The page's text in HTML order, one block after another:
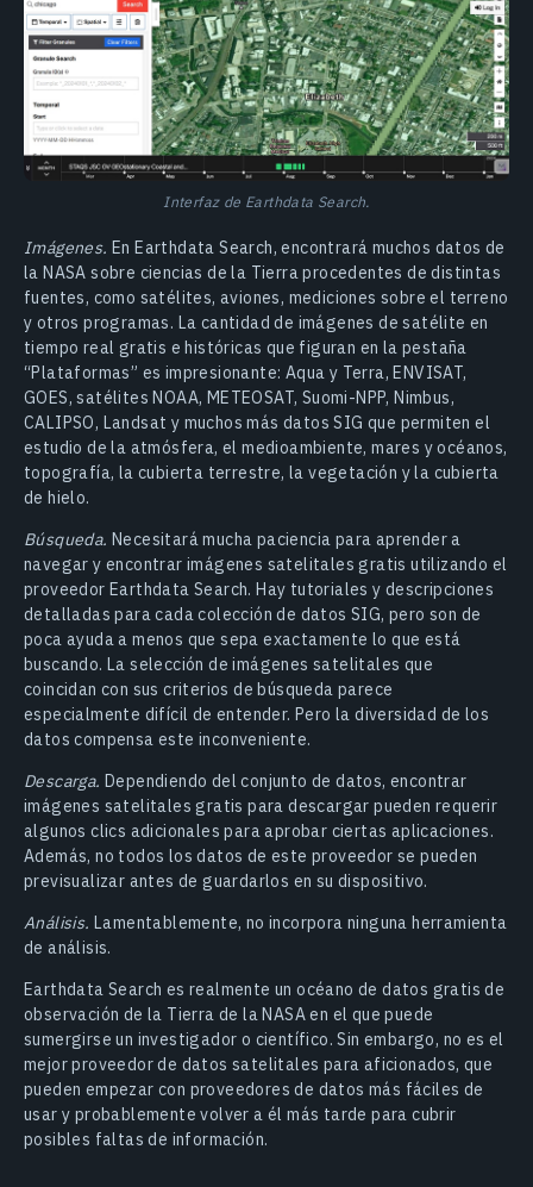
Interfaz de Earthdata Search.
Imágenes. En Earthdata Search, encontrará muchos datos de
la NASA sobre ciencias de la Tierra procedentes de distintas
fuentes, como satélites, aviones, mediciones sobre el terreno
y otros programas. La cantidad de imágenes de satélite en
tiempo real gratis e históricas que figuran en la pestaña
“Plataformas” es impresionante: Aqua y Terra, ENVISAT,
GOES, satélites NOAA, METEOSAT, Suomi-NPP, Nimbus,
CALIPSO, Landsat y muchos más datos SIG que permiten el
estudio de la atmósfera, el medioambiente, mares y océanos,
topografía, la cubierta terrestre, la vegetación y la cubierta
de hielo.
Búsqueda. Necesitará mucha paciencia para aprender a
navegar y encontrar imágenes satelitales gratis utilizando el
proveedor Earthdata Search. Hay tutoriales y descripciones
detalladas para cada colección de datos SIG, pero son de
poca ayuda a menos que sepa exactamente lo que está
buscando. La selección de imágenes satelitales que
coincidan con sus criterios de búsqueda parece
especialmente difícil de entender. Pero la diversidad de los
datos compensa este inconveniente.
Descarga. Dependiendo del conjunto de datos, encontrar
imágenes satelitales gratis para descargar pueden requerir
algunos clics adicionales para aprobar ciertas aplicaciones.
Además, no todos los datos de este proveedor se pueden
previsualizar antes de guardarlos en su dispositivo.
Análisis. Lamentablemente, no incorpora ninguna herramienta
de análisis.
Earthdata Search es realmente un océano de datos gratis de
observación de la Tierra de la NASA en el que puede
sumergirse un investigador o científico. Sin embargo, no es el
mejor proveedor de datos satelitales para aficionados, que
pueden empezar con proveedores de datos más fáciles de
usar y probablemente volver a él más tarde para cubrir
posibles faltas de información.